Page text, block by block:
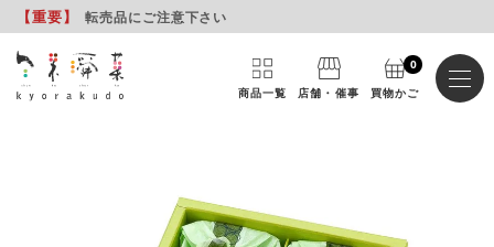
【重要】 転売品にご注意下さい
商品一覧 店舗・催事 買物かご
0